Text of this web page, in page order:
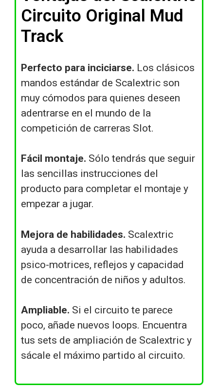
Circuito Original Mud
Track
Perfecto para inciciarse. Los clásicos
mandos estándar de Scalextric son
muy cómodos para quienes deseen
adentrarse en el mundo de la
competición de carreras Slot.
Fácil montaje. Sólo tendrás que seguir
las sencillas instrucciones del
producto para completar el montaje y
empezar a jugar.
Mejora de habilidades. Scalextric
ayuda a desarrollar las habilidades
psico-motrices, reflejos y capacidad
de concentración de niños y adultos.
Ampliable. Si el circuito te parece
poco, añade nuevos loops. Encuentra
tus sets de ampliación de Scalextric y
sácale el máximo partido al circuito.